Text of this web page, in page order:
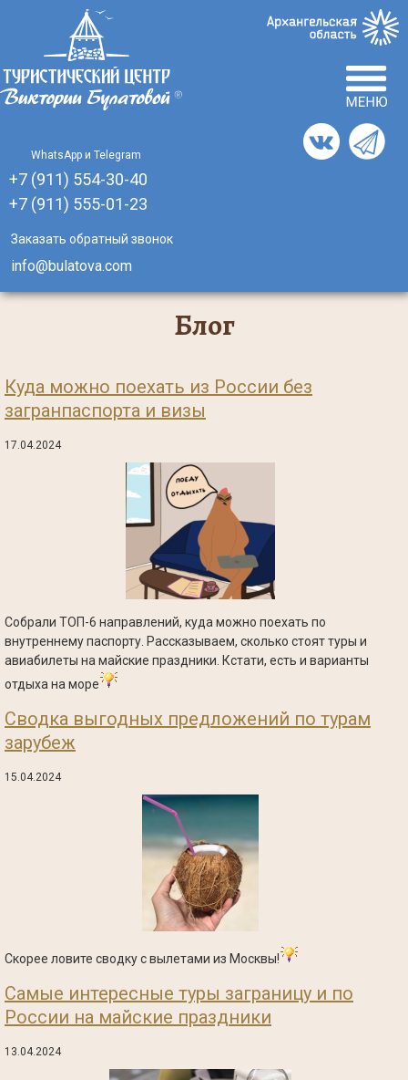
Отзывы
О компании
Сертификаты
WhatsApp и Telegram
+7 (911) 554-30-40
+7 (911) 555-01-23
Заказать обратный звонок
info@bulatova.com
Блог
Куда можно поехать из России без
загранпаспорта и визы
17.04.2024
Собрали ТОП-6 направлений, куда можно поехать по
внутреннему паспорту. Рассказываем, сколько стоят туры и
авиабилеты на майские праздники. Кстати, есть и варианты
отдыха на море
Сводка выгодных предложений по турам
зарубеж
15.04.2024
Скорее ловите сводку с вылетами из Москвы!
Самые интересные туры заграницу и по
России на майские праздники
13.04.2024